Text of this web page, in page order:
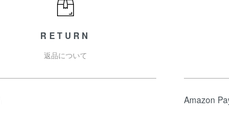
RETURN
返品について
Amazon